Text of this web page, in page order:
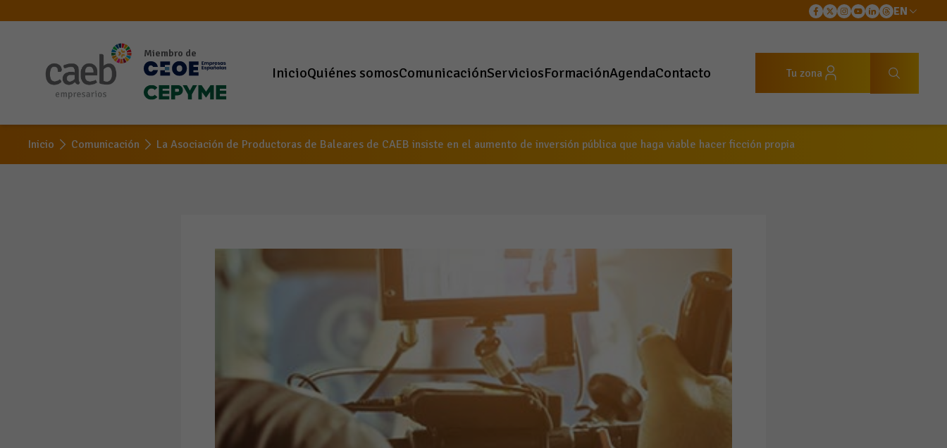
EN
Miembro de
InicioQuiénes somosComunicaciónServiciosFormaciónAgendaContacto Tu zona
Inicio Comunicación La Asociación de Productoras de Baleares de CAEB insiste en el aumento de inversión pública que haga viable hacer ficción propia